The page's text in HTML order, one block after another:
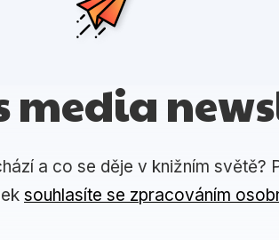
media
a co se děje v knižním světě?
souhlasíte se zpracováním